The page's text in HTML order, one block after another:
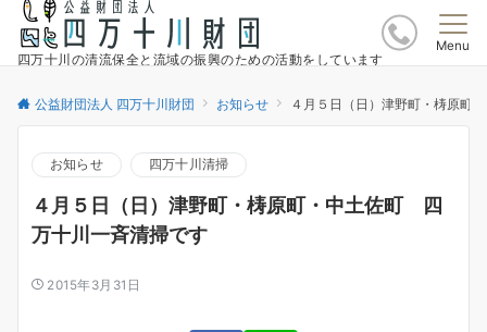
四万十川の清流保全と流域の振興のための活動をしています
Menu
公益財団法人 四万十川財団 お知らせ ４月５日（日）津野町・梼原町
お知らせ 四万十川清掃
４月５日（日）津野町・梼原町・中土佐町 四
万十川一斉清掃です
2015年3月31日